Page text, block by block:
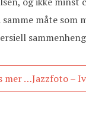
samme måte
mer …Jazzfoto –